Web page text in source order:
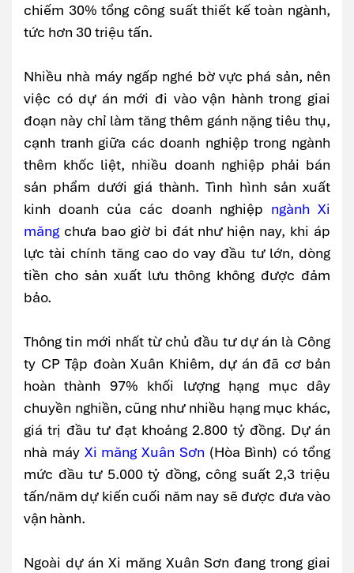
chiếm 30% tổng công suất thiết kế toàn ngành,
tức hơn 30 triệu tấn.
Nhiều nhà máy ngấp nghé bờ vực phá sản, nên
việc có dự án mới đi vào vận hành trong giai
đoạn này chỉ làm tăng thêm gánh nặng tiêu thụ,
cạnh tranh giữa các doanh nghiệp trong ngành
thêm khốc liệt, nhiều doanh nghiệp phải bán
sản phẩm dưới giá thành. Tình hình sản xuất
kinh doanh của các doanh nghiệp ngành Xi
măng chưa bao giờ bi đát như hiện nay, khi áp
lực tài chính tăng cao do vay đầu tư lớn, dòng
tiền cho sản xuất lưu thông không được đảm
bảo.
Thông tin mới nhất từ chủ đầu tư dự án là Công
ty CP Tập đoàn Xuân Khiêm, dự án đã cơ bản
hoàn thành 97% khối lượng hạng mục dây
chuyền nghiền, cũng như nhiều hạng mục khác,
giá trị đầu tư đạt khoảng 2.800 tỷ đồng. Dự án
nhà máy Xi măng Xuân Sơn (Hòa Bình) có tổng
mức đầu tư 5.000 tỷ đồng, công suất 2,3 triệu
tấn/năm dự kiến cuối năm nay sẽ được đưa vào
vận hành.
Ngoài dự án Xi măng Xuân Sơn đang trong giai